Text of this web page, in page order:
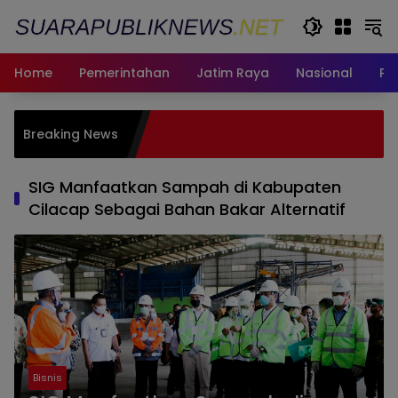
Home
Pemerintahan Jatim Raya Nasional
Breaking News
SIG Manfaatkan Sampah di Kabupaten
Cilacap Sebagai Bahan Bakar Alternatif
Bisnis